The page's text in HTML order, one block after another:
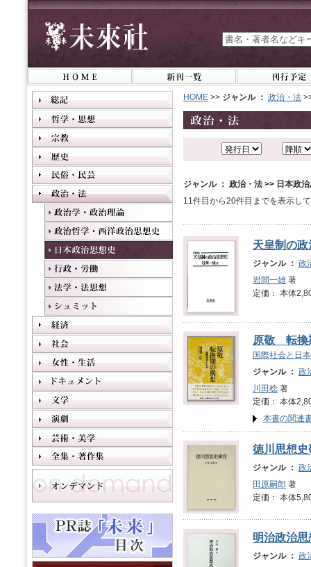
HOME >> ジャンル ： 政治・法
ジャンル ： 政治・法 >> 日本政
11件目から20件目までを表示し
天皇制の
ジャンル ： 政
岩間一雄 著
定価： 本体
原敬 転換
国際社会と日本
ジャンル ： 政
川田稔 著
定価： 本体
本書の関連
徳川思想史
ジャンル ： 政
田原嗣郎 著
定価： 本体
明治政治
ジャンル ： 政